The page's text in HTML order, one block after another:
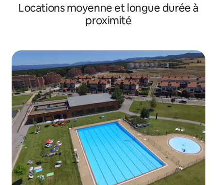
Locations moyenne et longue durée à
proximité